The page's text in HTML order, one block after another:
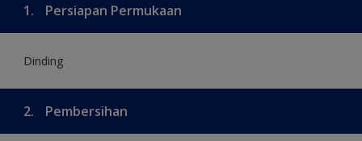
1. Persiapan Permukaan
Dinding
2. Pembersihan